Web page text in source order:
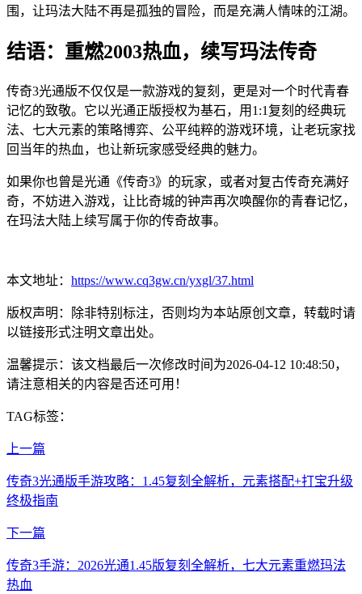
围，让玛法大陆不再是孤独的冒险，而是充满人情味的江湖。
结语：重燃2003热血，续写玛法传奇
传奇3光通版不仅仅是一款游戏的复刻，更是对一个时代青春
记忆的致敬。它以光通正版授权为基石，用1:1复刻的经典玩
法、七大元素的策略博弈、公平纯粹的游戏环境，让老玩家找
回当年的热血，也让新玩家感受经典的魅力。
如果你也曾是光通《传奇3》的玩家，或者对复古传奇充满好
奇，不妨进入游戏，让比奇城的钟声再次唤醒你的青春记忆，
在玛法大陆上续写属于你的传奇故事。
本文地址： https://www.cq3gw.cn/yxgl/37.html
版权声明：除非特别标注，否则均为本站原创文章，转载时请
以链接形式注明文章出处。
温馨提示：该文档最后一次修改时间为2026-04-12 10:48:50，
请注意相关的内容是否还可用！
TAG标签：
上一篇
传奇3光通版手游攻略：1.45复刻全解析，元素搭配+打宝升级
终极指南
下一篇
传奇3手游：2026光通1.45版复刻全解析，七大元素重燃玛法
热血